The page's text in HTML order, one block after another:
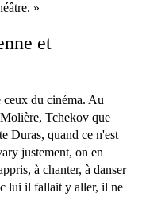
»
et
ceux du cinéma. Au
Tchekov que
Duras, quand ce n'est
justement, on en
à chanter, à danser
lui il fallait y aller, il ne